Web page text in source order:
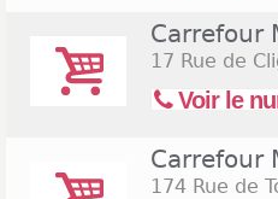
Carrefour
17 Rue de
Voir le
Carrefour
174 Rue de